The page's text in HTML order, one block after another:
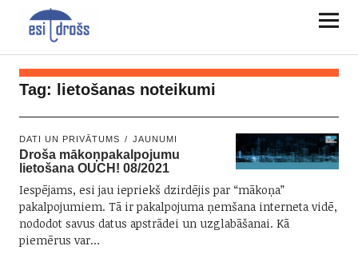
Tag: lietošanas noteikumi
DATI UN PRIVĀTUMS JAUNUMI
Droša mākoņpakalpojumu
lietošana OUCH! 08/2021
Iespējams, esi jau iepriekš dzirdējis par “mākoņa”
pakalpojumiem. Tā ir pakalpojuma ņemšana interneta vidē,
nododot savus datus apstrādei un uzglabāšanai. Kā
piemērus var…